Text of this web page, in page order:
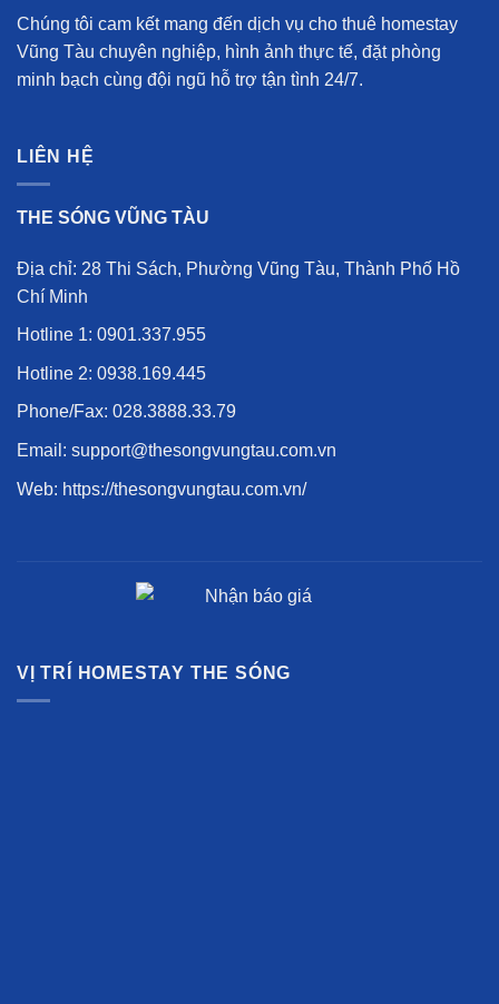
Chúng tôi cam kết mang đến dịch vụ cho thuê homestay
Vũng Tàu chuyên nghiệp, hình ảnh thực tế, đặt phòng
minh bạch cùng đội ngũ hỗ trợ tận tình 24/7.
LIÊN HỆ
THE SÓNG VŨNG TÀU
Địa chỉ: 28 Thi Sách, Phường Vũng Tàu, Thành Phố Hồ
Chí Minh
Hotline 1: 0901.337.955
Hotline 2: 0938.169.445
Phone/Fax: 028.3888.33.79
Email: support@thesongvungtau.com.vn
Web: https://thesongvungtau.com.vn/
VỊ TRÍ HOMESTAY THE SÓNG